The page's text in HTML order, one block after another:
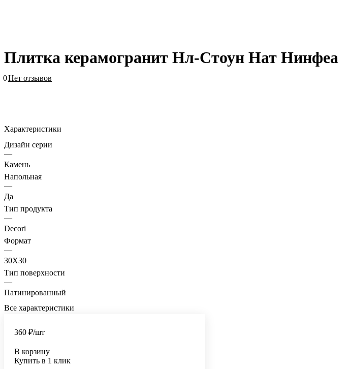
Плитка керамогранит Нл-Стоун Нат Нинфеа
0Нет отзывов
Характеристики
Дизайн серии
—
Камень
Напольная
—
Да
Тип продукта
—
Decori
Формат
—
30X30
Тип поверхности
—
Патинированный
Все характеристики
360 ₽/шт
В корзину
Купить в 1 клик